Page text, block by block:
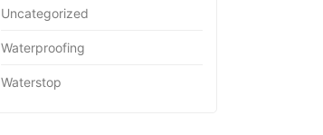
Uncategorized
Waterproofing
Waterstop